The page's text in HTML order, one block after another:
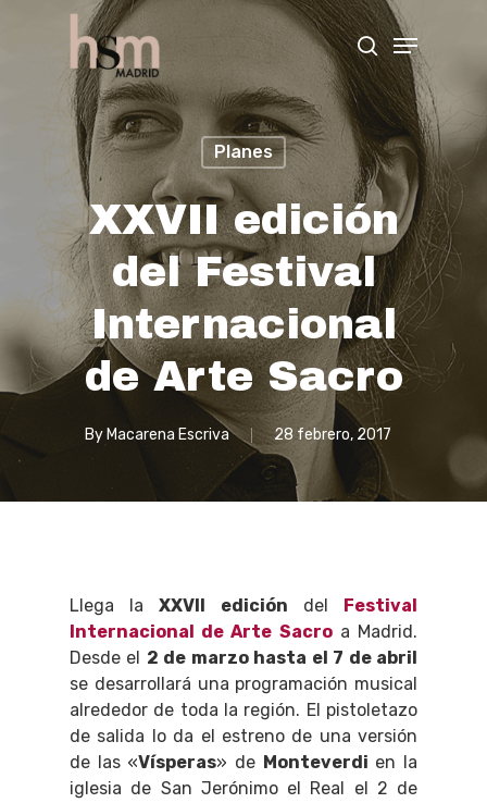
Hit enter to search or ESC to close
Planes
XXVII edición
del Festival
Internacional
de Arte Sacro
By Macarena Escriva 28 febrero, 2017
Llega laXXVII edición del Festival
Internacional de Arte Sacroa Madrid.
Desde el 2 de marzo hasta el 7 de abril
se desarrollará una programación musical
alrededor de toda la región. El pistoletazo
de salida lo da el estreno de una versión
de las «Vísperas» de Monteverdi en la
iglesia de San Jerónimo el Real el 2 de